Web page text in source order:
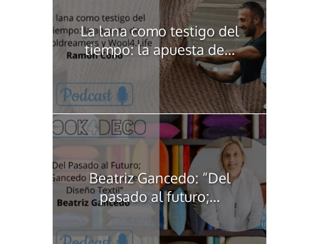
La lana como testigo del
tiempo: la apuesta de...
Beatriz Gancedo: “Del
pasado al futuro;...